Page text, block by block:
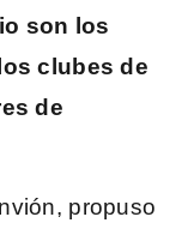
son los
clubes de
de
propuso